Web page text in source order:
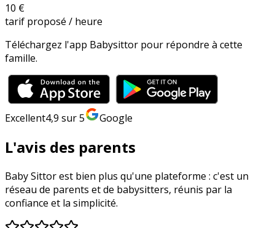
10 €
tarif proposé / heure
Téléchargez l'app Babysittor pour répondre à cette
famille.
Excellent4,9 sur 5 Google
L'avis des parents
Baby Sittor est bien plus qu'une plateforme : c'est un
réseau de parents et de babysitters, réunis par la
confiance et la simplicité.